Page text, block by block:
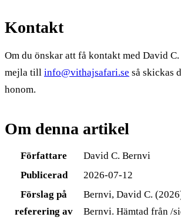
Kontakt
Om du önskar att få kontakt med David
mejla till info@vithajsafari.se så skickas
honom.
Om denna artikel
Författare
David C. Bernvi
Publicerad
2026-07-12
Förslag på
referering av
Bernvi, David C.
Bernvi. Hämtad från /